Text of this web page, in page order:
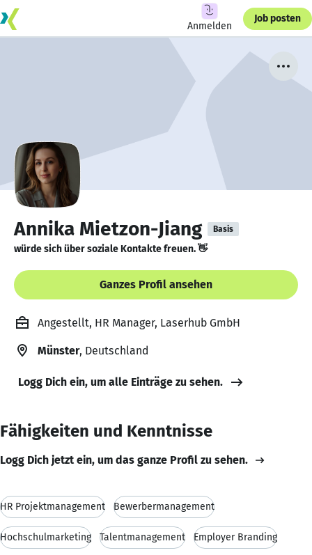
Anmelden
Job posten
Annika Mietzon-Jiang Basis
würde sich über soziale Kontakte freuen. 👋
Ganzes Profil ansehen
Angestellt, HR Manager, Laserhub GmbH
Münster, Deutschland
Logg Dich ein, um alle Einträge zu sehen.
Fähigkeiten und Kenntnisse
Logg Dich jetzt ein, um das ganze Profil zu sehen.
HR Projektmanagement Bewerbermanagement
Hochschulmarketing Talentmanagement Employer Branding